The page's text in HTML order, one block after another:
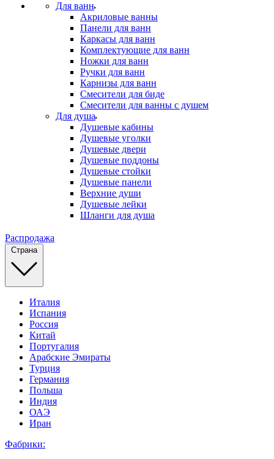
Для ванн
Акриловые ванны
Панели для ванн
Каркасы для ванн
Комплектующие для ванн
Ножки для ванн
Ручки для ванн
Карнизы для ванн
Смесители для биде
Смесители для ванны с душем
Для душа
Душевые кабины
Душевые уголки
Душевые двери
Душевые поддоны
Душевые стойки
Душевые панели
Верхние души
Душевые лейки
Шланги для душа
Распродажа
Страна
Италия
Испания
Россия
Китай
Португалия
Арабские Эмираты
Турция
Германия
Польша
Индия
ОАЭ
Иран
Фабрики: